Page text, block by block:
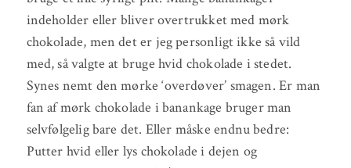
indeholder eller bliver overtrukket med mørk
chokolade, men det er jeg personligt ikke så vild
med, så valgte at bruge hvid chokolade i stedet.
Synes nemt den mørke ‘overdøver’ smagen. Er man
fan af mørk chokolade i banankage bruger man
selvfølgelig bare det. Eller måske endnu bedre:
Putter hvid eller lys chokolade i dejen og